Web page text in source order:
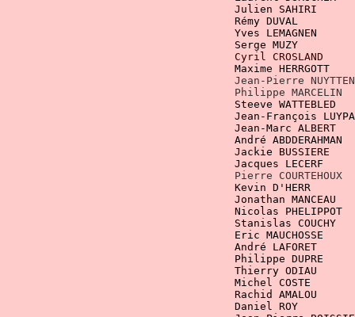
Julien SAHIRI
Rémy DUVAL
Yves
Serge MUZY
Maxime HERRGOTT
Jackie
Jacques
Pierre
Kevin D'HERR
Philippe DUPRE
Thierry ODIAU
Michel COSTE